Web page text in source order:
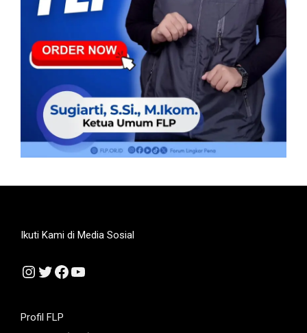
Ikuti Kami di Media Sosial
Instagram
Twitter
Facebook
YouTube
Profil FLP